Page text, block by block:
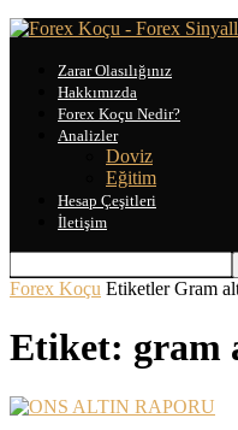
Zarar Olasılığınız
Hakkımızda
Forex Koçu Nedir?
Analizler
Doviz
Eğitim
Hesap Çeşitleri
İletişim
Forex Koçu Etiketler Gram
Etiket: gram